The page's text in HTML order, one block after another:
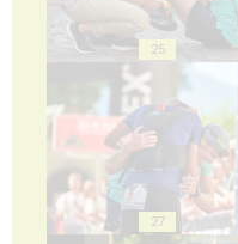
25
27